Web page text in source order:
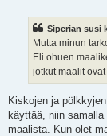
Siperian susi
Mutta minun
Eli ohuen
jotkut maalit
Kiskojen ja
käyttää, niin
maalista. Kun olet